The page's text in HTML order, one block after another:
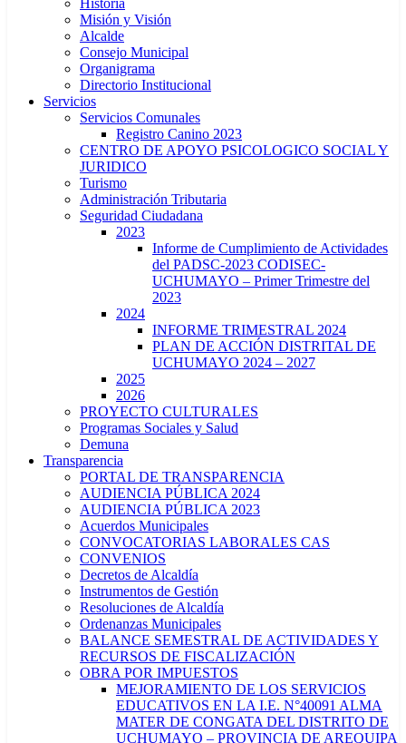
Historia
Misión y Visión
Alcalde
Consejo Municipal
Organigrama
Directorio Institucional
Servicios
Servicios Comunales
Registro Canino 2023
CENTRO DE APOYO PSICOLOGICO SOCIAL Y
JURIDICO
Turismo
Administración Tributaria
Seguridad Ciudadana
2023
Informe de Cumplimiento de Actividades
del PADSC-2023 CODISEC-
UCHUMAYO – Primer Trimestre del
2023
2024
INFORME TRIMESTRAL 2024
PLAN DE ACCIÓN DISTRITAL DE
UCHUMAYO 2024 – 2027
2025
2026
PROYECTO CULTURALES
Programas Sociales y Salud
Demuna
Transparencia
PORTAL DE TRANSPARENCIA
AUDIENCIA PÚBLICA 2024
AUDIENCIA PÚBLICA 2023
Acuerdos Municipales
CONVOCATORIAS LABORALES CAS
CONVENIOS
Decretos de Alcaldía
Instrumentos de Gestión
Resoluciones de Alcaldía
Ordenanzas Municipales
BALANCE SEMESTRAL DE ACTIVIDADES Y
RECURSOS DE FISCALIZACIÓN
OBRA POR IMPUESTOS
MEJORAMIENTO DE LOS SERVICIOS
EDUCATIVOS EN LA I.E. N°40091 ALMA
MATER DE CONGATA DEL DISTRITO DE
UCHUMAYO – PROVINCIA DE AREQUIPA